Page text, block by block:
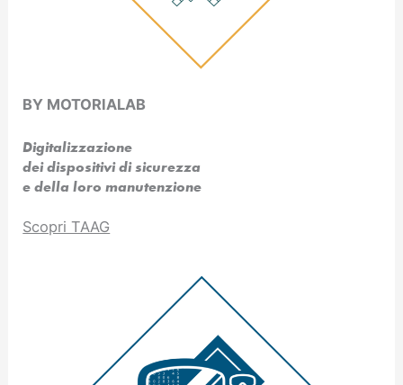
BY MOTORIALAB
Digitalizzazione
dei dispositivi di sicurezza
e della loro manutenzione
Scopri TAAG